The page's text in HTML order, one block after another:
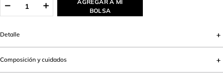
AGREGAR A MI
BOLSA
Detalle
Composición y cuidados